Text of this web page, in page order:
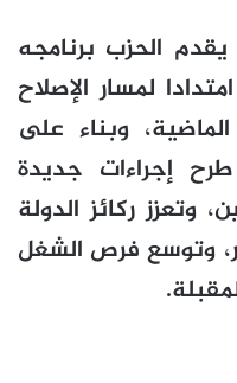
الحزب برنامجه
باعتباره امتدادا لمسار الإصلاح
وبناء على
إجراءات جديدة
وتعزز ركائز الدولة
وتوسع فرص الشغل